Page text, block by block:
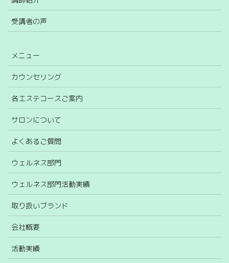
受講者の声
メニュー
カウンセリング
各エステコースご案内
サロンについて
よくあるご質問
ウェルネス部門
ウェルネス部門活動実績
取り扱いブランド
会社概要
活動実績